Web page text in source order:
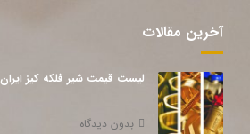
آخرین مقالات
لیست قیمت شیر فلکه کیز ایران
بدون دیدگاه